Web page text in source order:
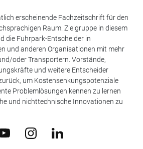
erscheinende Fachzeitschrift für den
Raum. Zielgruppe in diesem
die Fuhrpark-Entscheider in
und anderen Organisationen mit mehr
oder Transportern. Vorstände,
und weitere Entscheider
um Kostensenkungspotenziale
Problemlösungen kennen zu lernen
und nichttechnische Innovationen zu